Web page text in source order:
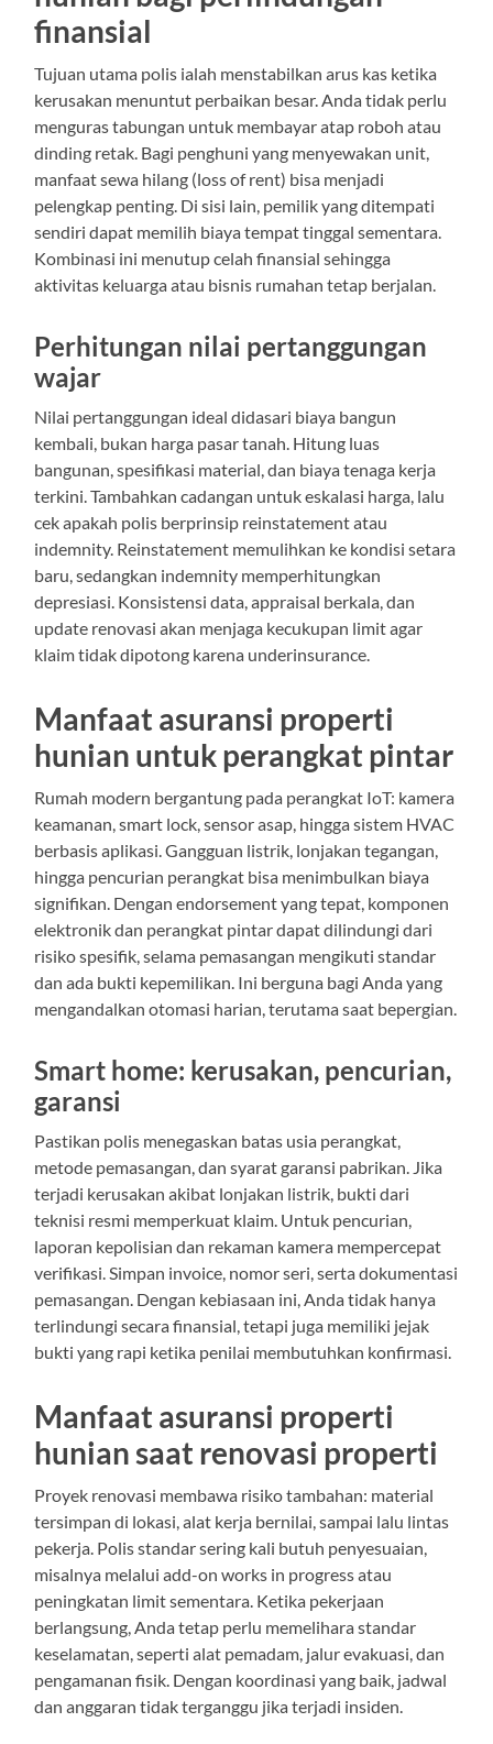
finansial
Tujuan utama polis ialah menstabilkan arus kas ketika
kerusakan menuntut perbaikan besar. Anda tidak perlu
menguras tabungan untuk membayar atap roboh atau
dinding retak. Bagi penghuni yang menyewakan unit,
manfaat sewa hilang (loss of rent) bisa menjadi
pelengkap penting. Di sisi lain, pemilik yang ditempati
sendiri dapat memilih biaya tempat tinggal sementara.
Kombinasi ini menutup celah finansial sehingga
aktivitas keluarga atau bisnis rumahan tetap berjalan.
Perhitungan nilai pertanggungan
wajar
Nilai pertanggungan ideal didasari biaya bangun
kembali, bukan harga pasar tanah. Hitung luas
bangunan, spesifikasi material, dan biaya tenaga kerja
terkini. Tambahkan cadangan untuk eskalasi harga, lalu
cek apakah polis berprinsip reinstatement atau
indemnity. Reinstatement memulihkan ke kondisi setara
baru, sedangkan indemnity memperhitungkan
depresiasi. Konsistensi data, appraisal berkala, dan
update renovasi akan menjaga kecukupan limit agar
klaim tidak dipotong karena underinsurance.
Manfaat asuransi properti
hunian untuk perangkat pintar
Rumah modern bergantung pada perangkat IoT: kamera
keamanan, smart lock, sensor asap, hingga sistem HVAC
berbasis aplikasi. Gangguan listrik, lonjakan tegangan,
hingga pencurian perangkat bisa menimbulkan biaya
signifikan. Dengan endorsement yang tepat, komponen
elektronik dan perangkat pintar dapat dilindungi dari
risiko spesifik, selama pemasangan mengikuti standar
dan ada bukti kepemilikan. Ini berguna bagi Anda yang
mengandalkan otomasi harian, terutama saat bepergian.
Smart home: kerusakan, pencurian,
garansi
Pastikan polis menegaskan batas usia perangkat,
metode pemasangan, dan syarat garansi pabrikan. Jika
terjadi kerusakan akibat lonjakan listrik, bukti dari
teknisi resmi memperkuat klaim. Untuk pencurian,
laporan kepolisian dan rekaman kamera mempercepat
verifikasi. Simpan invoice, nomor seri, serta dokumentasi
pemasangan. Dengan kebiasaan ini, Anda tidak hanya
terlindungi secara finansial, tetapi juga memiliki jejak
bukti yang rapi ketika penilai membutuhkan konfirmasi.
Manfaat asuransi properti
hunian saat renovasi properti
Proyek renovasi membawa risiko tambahan: material
tersimpan di lokasi, alat kerja bernilai, sampai lalu lintas
pekerja. Polis standar sering kali butuh penyesuaian,
misalnya melalui add-on works in progress atau
peningkatan limit sementara. Ketika pekerjaan
berlangsung, Anda tetap perlu memelihara standar
keselamatan, seperti alat pemadam, jalur evakuasi, dan
pengamanan fisik. Dengan koordinasi yang baik, jadwal
dan anggaran tidak terganggu jika terjadi insiden.